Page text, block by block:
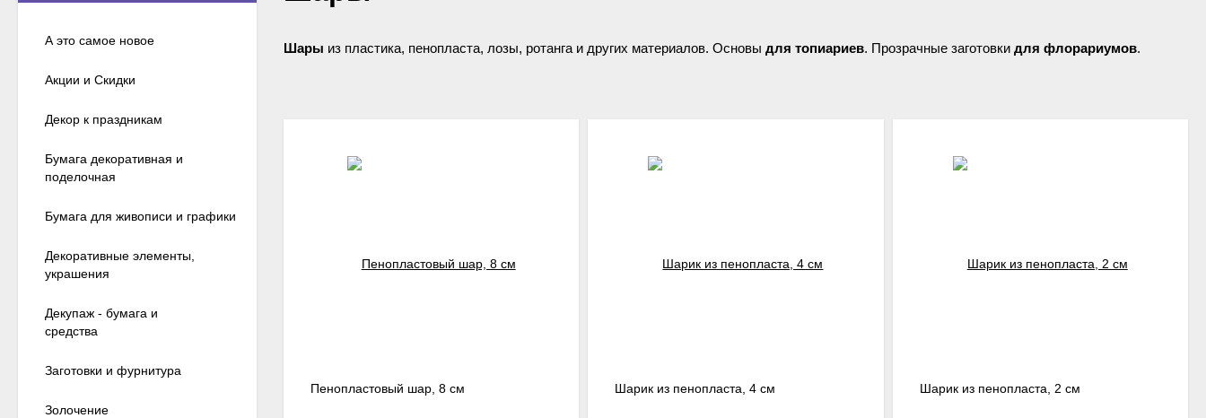
Шары из пластика, пенопласта, лозы, ротанга и других материалов. Основы для топиариев. Прозрачные заготовки для флорариумов.
Пенопластовый шар, 8 см Шарик из пенопласта, 4 см Шарик из пенопласта, 2 см
А это самое новое
Акции и Скидки
Декор к праздникам
Бумага декоративная и
поделочная
Бумага для живописи и графики
Декоративные элементы,
украшения
Декупаж - бумага и
средства
Заготовки и фурнитура
Золочение